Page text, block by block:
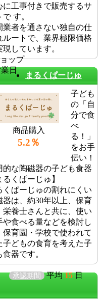
に工事付きで販売するサ
で す。
業者を通さない独自の仕
ルートで、業界極限価格
現しています。
ップ
日
まるくぱーじゅ
商品購入
5.2％
子ども
の「自
分で食
べ
る！」
をお手
伝い！
的な陶磁器の子ども食器
るくぱーじゅ】
くぱーじゅの割れにくい
器は、約30年以上、保育
栄養士さんと共に、使い
や食べる量などを検討し
保育園・学校で使われて
子どもの食育を考えた子
食器です。
承認期間 平均15日